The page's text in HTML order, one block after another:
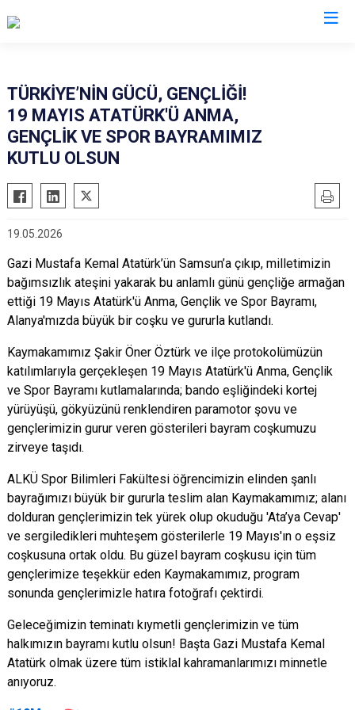
Akseki
Alanya
Finike
İbradı
Demre
Kaş
Kemer
Korkuteli
Kepez
Konyaaltı
Muratpaşa
TÜRKİYE’NİN GÜCÜ, GENÇLİĞİ!
19 MAYIS ATATÜRK'Ü ANMA,
GENÇLİK VE SPOR BAYRAMIMIZ
KUTLU OLSUN
19.05.2026
Gazi Mustafa Kemal Atatürk’ün Samsun’a çıkıp, milletimizin
bağımsızlık ateşini yakarak bu anlamlı günü gençliğe armağan
ettiği 19 Mayıs Atatürk'ü Anma, Gençlik ve Spor Bayramı,
Alanya'mızda büyük bir coşku ve gururla kutlandı.
Kaymakamımız Şakir Öner Öztürk ve ilçe protokolümüzün
katılımlarıyla gerçekleşen 19 Mayıs Atatürk'ü Anma, Gençlik
ve Spor Bayramı kutlamalarında; bando eşliğindeki kortej
yürüyüşü, gökyüzünü renklendiren paramotor şovu ve
gençlerimizin gurur veren gösterileri bayram coşkumuzu
zirveye taşıdı.
ALKÜ Spor Bilimleri Fakültesi öğrencimizin elinden şanlı
bayrağımızı büyük bir gururla teslim alan Kaymakamımız; alanı
dolduran gençlerimizin tek yürek olup okuduğu 'Ata’ya Cevap'
ve sergiledikleri muhteşem gösterilerle 19 Mayıs'ın o eşsiz
coşkusuna ortak oldu. Bu güzel bayram coşkusu için tüm
gençlerimize teşekkür eden Kaymakamımız, program
sonunda gençlerimizle hatıra fotoğrafı çektirdi.
Geleceğimizin teminatı kıymetli gençlerimizin ve tüm
halkımızın bayramı kutlu olsun! Başta Gazi Mustafa Kemal
Atatürk olmak üzere tüm istiklal kahramanlarımızı minnetle
anıyoruz.